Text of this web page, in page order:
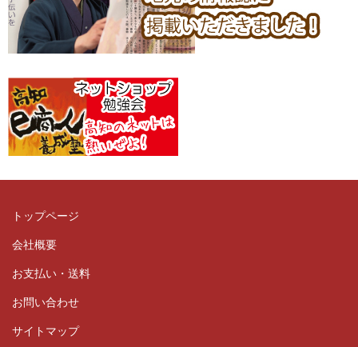
トップページ
会社概要
お支払い・送料
お問い合わせ
サイトマップ